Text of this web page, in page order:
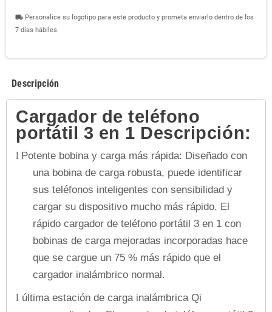
local_shipping Personalice su logotipo para este producto y prometa enviarlo dentro de los
7 días hábiles.
Descripción
Cargador de teléfono
portátil 3 en 1 Descripción:
l Potente bobina y carga más rápida: Diseñado con
una bobina de carga robusta, puede identificar
sus teléfonos inteligentes con sensibilidad y
cargar su dispositivo mucho más rápido. El
rápido cargador de teléfono portátil 3 en 1 con
bobinas de carga mejoradas incorporadas hace
que se cargue un 75 % más rápido que el
cargador inalámbrico normal.
l última estación de carga inalámbrica Qi